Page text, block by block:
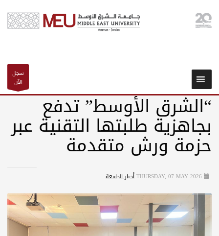
سجل
الآن
“الشرق الأوسط” تدفع
بجاهزية طلبتها التقنية عبر
حزمة ورش متقدمة
THURSDAY, 07 MAY 2026أخبار الجامعة